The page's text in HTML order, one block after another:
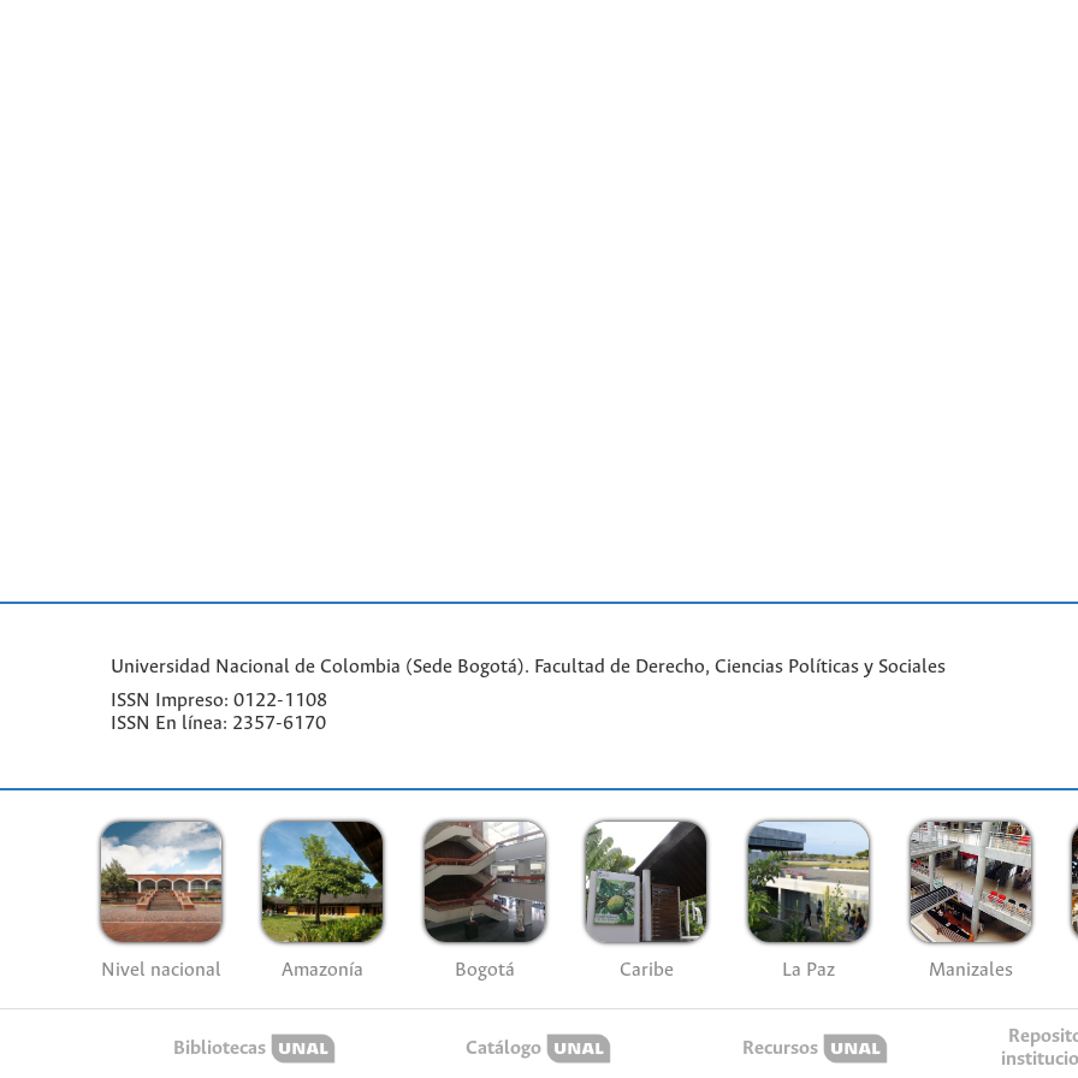
Universidad Nacional de Colombia (Sede Bogotá). Facultad de Derecho, Ciencias Políticas y Sociales
ISSN Impreso: 0122-1108
ISSN En línea: 2357-6170
Nivel nacional Amazonía Bogotá Caribe La Paz Manizales
Bibliotecas Catálogo Recursos